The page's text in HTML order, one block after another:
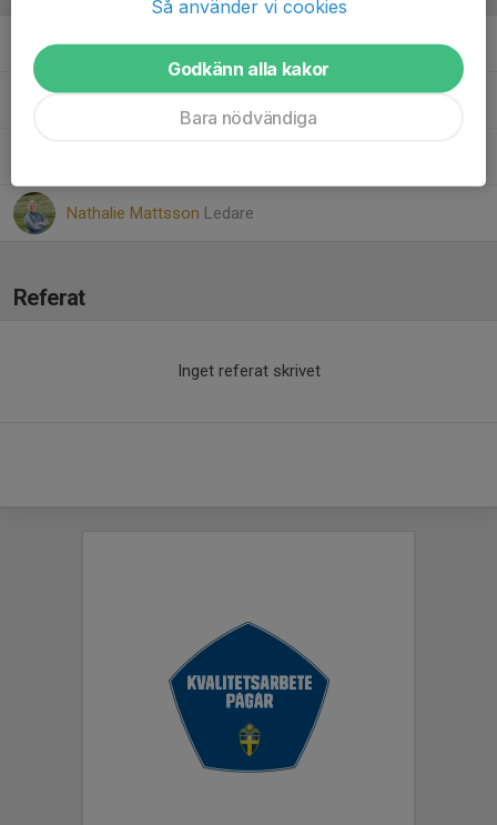
Adam HadeniusLedare
Cecilia QviströmKontaktledare
Nathalie Mattsson Ledare
Referat
Inget referat skrivet
Så använder vi cookies
Godkänn alla kakor
Bara nödvändiga